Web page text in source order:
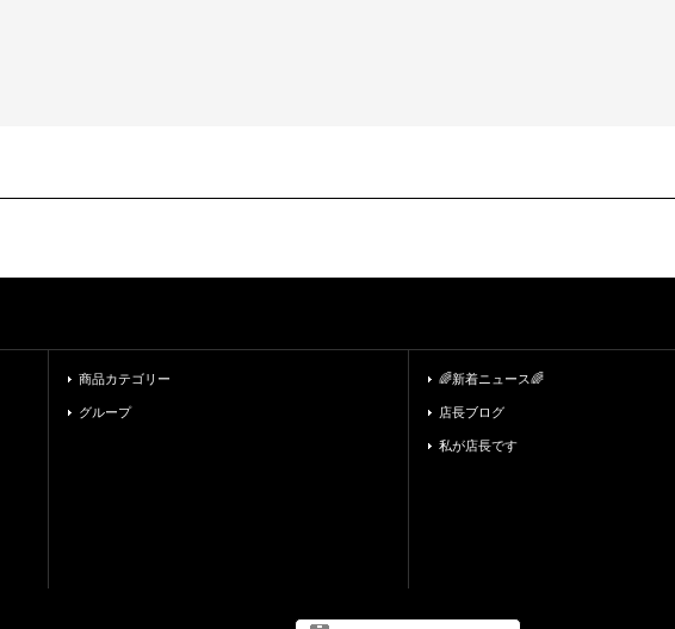
商品カテゴリー
グループ
🌈新着ニュース🌈
店長ブログ
私が店長です